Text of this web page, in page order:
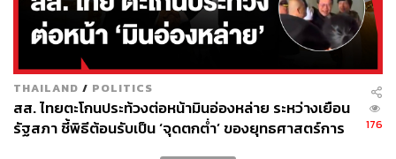
NPL ที่ลดลงและอัตราการเรียกเก็บหนี้คืน (Recovery Rate)
ที่ดีขึ้น เป็นตัวชี้วัดความสำเร็จที่สำคัญของการใช้เทคโนโลยี
แต่ Siva มองว่า สัญญาณที่มีความหมายกว่า คือผลลัพธ์ด้าน
ความสัมพันธ์กับลูกค้า ลูกค้าที่กำลังมีปัญหาได้รับการดูแล
ทันเวลาไหม หลังจากแก้ไขหนี้แล้วยังอยากอยู่กับ CardX ต่อ
ไหม และผ่านกระบวนการทั้งหมดมาโดยคงไว้ซึ่งความเชื่อ
มั่นและความไว้วางใจไว้ได้ไหม
THAILAND / POLITICS
สส. ไทยตะโกนประท้วงต่อหน้ามินอ่องหล่าย ระหว่างเยือน
รัฐสภา ชี้พิธีต้อนรับเป็น ‘จุดตกต่ำ’ ของยุทธศาสตร์การ
176